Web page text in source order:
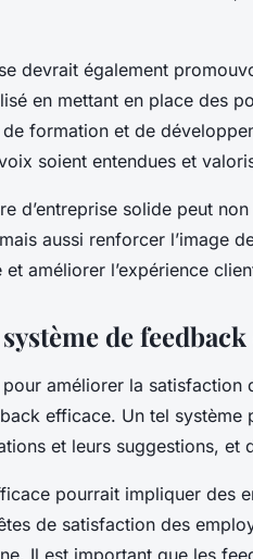
devrait également
en mettant en place des
formation et de
soient entendues et
d’entreprise solide peut
aussi renforcer l’image
améliorer l’expérience
de
améliorer la satisfaction
efficace. Un tel
et leurs suggestions, et
pourrait impliquer des
de satisfaction des